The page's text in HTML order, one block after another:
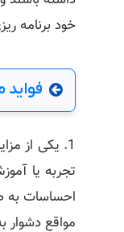
خود برنامه
فواید
1. یکی از
تجربه یا
احساسات به
مواقع دشوار